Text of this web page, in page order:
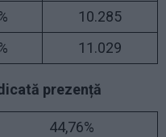
10.285
11.029
prezență
44,76%